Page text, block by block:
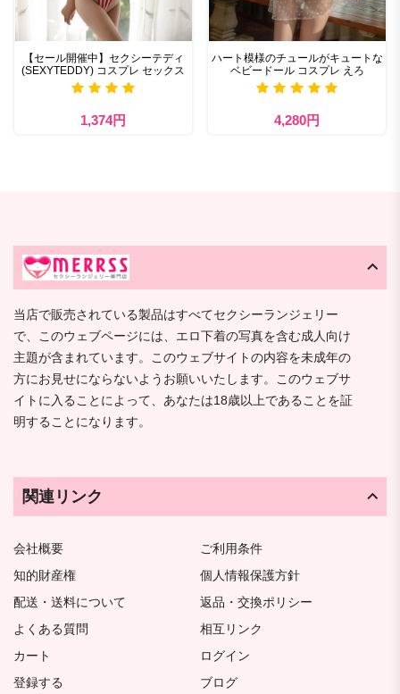
【セール開催中】セクシーテディ
(SEXYTEDDY) コスプレ セックス
1,374円
ハート模様のチュールがキュートな
ベビードール コスプレ えろ
4,280円
当店で販売されている製品はすべてセクシーランジェリー
で、このウェブページには、エロ下着の写真を含む成人向け
主題が含まれています。このウェブサイトの内容を未成年の
方にお見せにならないようお願いいたします。このウェブサ
イトに入ることによって、あなたは18歳以上であることを証
明することになります。
関連リンク
会社概要
ご利用条件
知的財産権
個人情報保護方針
配送・送料について
返品・交換ポリシー
よくある質問
相互リンク
カート
ログイン
登録する
ブログ